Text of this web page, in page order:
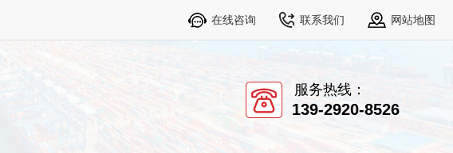
在线咨询 联系我们 网站地图
服务热线：
139-2920-8526